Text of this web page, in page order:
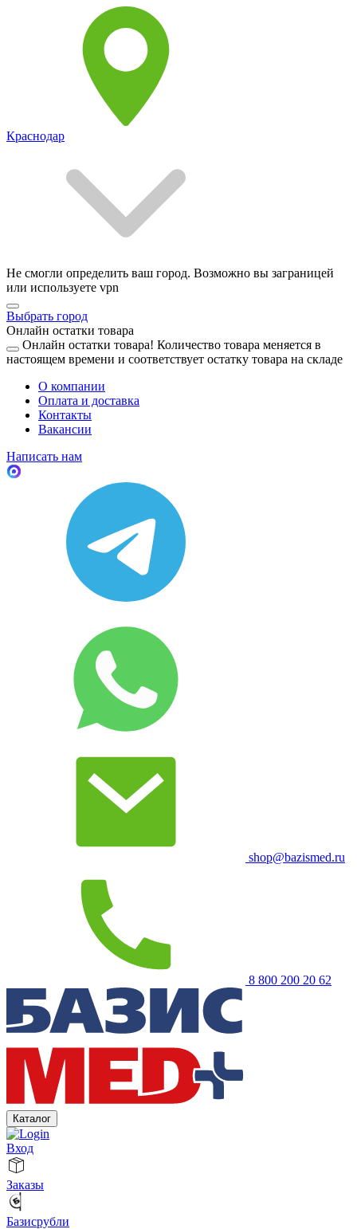
Краснодар
Не смогли определить ваш город. Возможно вы заграницей
или используете vpn
Выбрать город
Онлайн остатки товара
Онлайн остатки товара! Количество товара меняется в
настоящем времени и соответствует остатку товара на складе
О компании
Оплата и доставка
Контакты
Вакансии
Написать нам
shop@bazismed.ru
8 800 200 20 62
Каталог
Вход
Заказы
Базисрубли